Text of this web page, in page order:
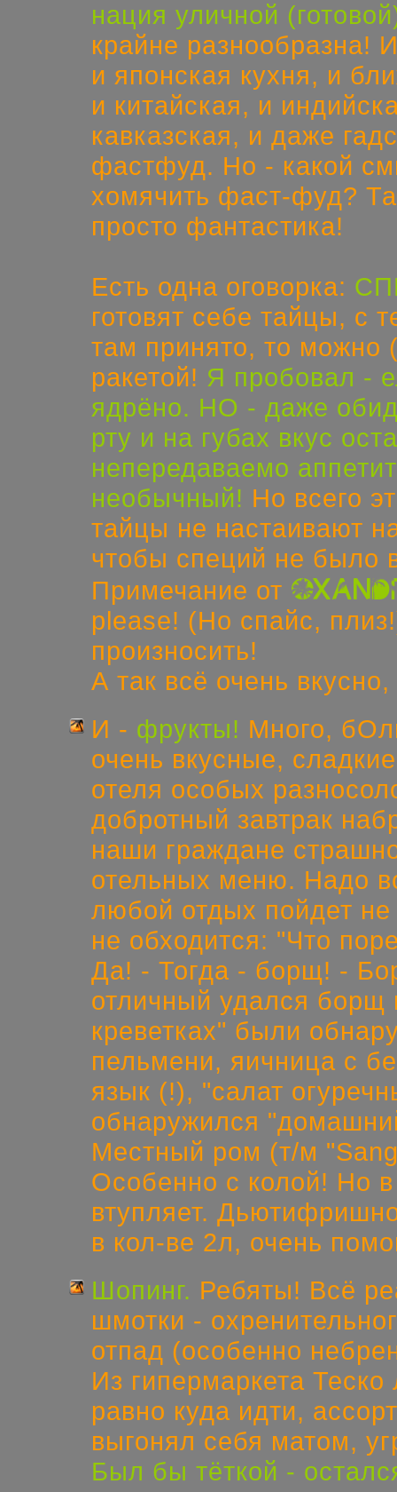
нация уличной
крайне разнообразна!
и японская кухня, и
и китайская, и
кавказская, и даже
фастфуд. Но - какой
хомячить фаст-фуд?
просто фантастика!
Есть одна оговорка:
готовят себе тайцы, с
там принято, то можно
ракетой! Я пробовал -
ядрёно. НО - даже
рту и на губах вкус
непередаваемо
необычный! Но всего
тайцы не настаивают
чтобы специй не было
Примечание от
please! (Но спайс,
произносить!
А так всё очень
И - фрукты! Много,
очень вкусные,
отеля особых
добротный завтрак
наши граждане
отельных меню. Надо
любой отдых пойдет
не обходится: "Что
Да! - Тогда - борщ! -
отличный удался борщ
креветках" были
пельмени, яичница с
язык (!), "салат
обнаружился
Местный ром (т/м
Особенно с колой! Но
втупляет.
в кол-ве 2л, очень
Шопинг. Ребяты! Всё
шмотки -
отпад (особенно
Из гипермаркета
равно куда идти,
выгонял себя матом,
Был бы тёткой -